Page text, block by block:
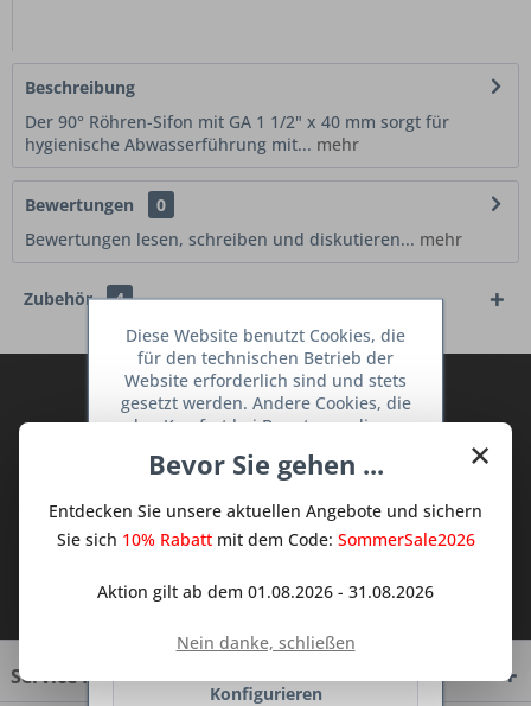
Beschreibung
Der 90° Röhren-Sifon mit GA 1 1/2" x 40 mm sorgt für
hygienische Abwasserführung mit... mehr
Bewertungen
0
Bewertungen lesen, schreiben und diskutieren... mehr
Zubehör 4
Abonnieren Sie den kostenlosen Deine
TraumKüche Newsletter und verpassen
dem Traum Küchen - Shop.
zur Kenntnis genommen.
Service Hotline
×
Bevor Sie gehen ...
Entdecken Sie unsere aktuellen Angebote und sichern
Sie sich 10% Rabattmit dem Code: SommerSale2026
Aktion gilt ab dem 01.08.2026 - 31.08.2026
Nein danke, schließen
Diese Website benutzt Cookies, die
für den technischen Betrieb der
Website erforderlich sind und stets
gesetzt werden. Andere Cookies, die
den Komfort bei Benutzung dieser
dienen oder die Interaktion mit
Netzwerken vereinfachen sollen,
werden nur mit Ihrer Zustimmung
Ablehnen
Konfigurieren